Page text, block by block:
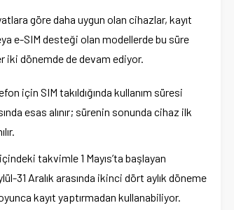
göre daha uygun olan cihazlar, kayıt
e-SIM desteği olan modellerde bu süre
iki dönemde de devam ediyor.
için SIM takıldığında kullanım süresi
esas alınır; sürenin sonunda cihaz ilk
takvimle 1 Mayıs’ta başlayan
31 Aralık arasında ikinci dört aylık döneme
kayıt yaptırmadan kullanabiliyor.